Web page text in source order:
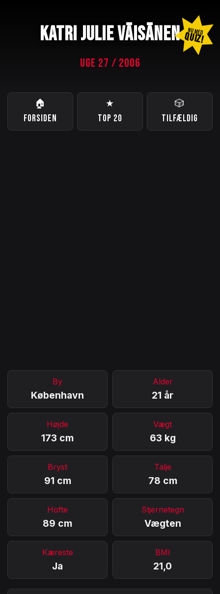
KATRI JULIE VÄISÄNEN NU MED
QUIZ!
UGE 27 / 2006
🏠
FORSIDEN
★
TOP 20
🎲
TILFÆLDIG
By
København
Alder
21 år
Højde
173 cm
Vægt
63 kg
Bryst
91 cm
Talje
78 cm
Hofte
89 cm
Stjernetegn
Vægten
Kæreste
Ja
BMI
21,0